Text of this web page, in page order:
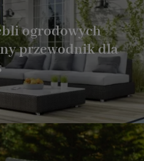
ogrodowych
przewodnik dla